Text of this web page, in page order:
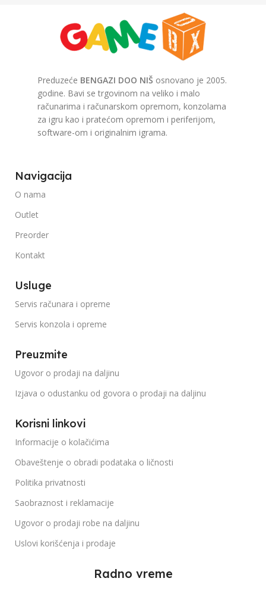
Preduzeće BENGAZI DOO NIŠ osnovano je 2005.
godine. Bavi se trgovinom na veliko i malo
računarima i računarskom opremom, konzolama
za igru kao i pratećom opremom i periferijom,
software-om i originalnim igrama.
Navigacija
O nama
Outlet
Preorder
Kontakt
Usluge
Servis računara i opreme
Servis konzola i opreme
Preuzmite
Ugovor o prodaji na daljinu
Izjava o odustanku od govora o prodaji na daljinu
Korisni linkovi
Informacije o kolačićima
Obaveštenje o obradi podataka o ličnosti
Politika privatnosti
Saobraznost i reklamacije
Ugovor o prodaji robe na daljinu
Uslovi korišćenja i prodaje
Radno vreme